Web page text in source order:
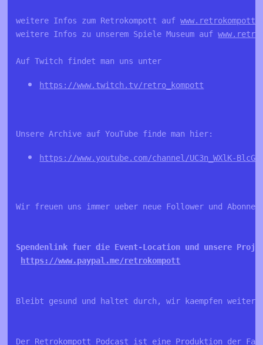
weitere Infos zum Retrokompott auf
weitere Infos zu unserem Spiele Museum auf
Auf Twitch findet man uns unter
https://www.twitch.tv/retro_kompott
Unsere Archive auf YouTube finde man hier:
https://www.youtube.com/channel/UC3n_WXlK-
Wir freuen uns immer ueber neue Follower und
Spendenlink fuer die Event-Location und unsere
https://www.paypal.me/retrokompott
Bleibt gesund und haltet durch, wir kaempfen weiter!
Der Retrokompott Podcast ist eine Produktion der